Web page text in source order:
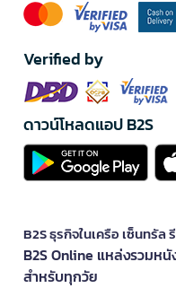
Verified by
ดาวน์โหลดแอป B2S
B2S ธุรกิจในเครือ เซ็นทรั
B2S Online แหล่งรวมหนั
สำหรับทุกวัย